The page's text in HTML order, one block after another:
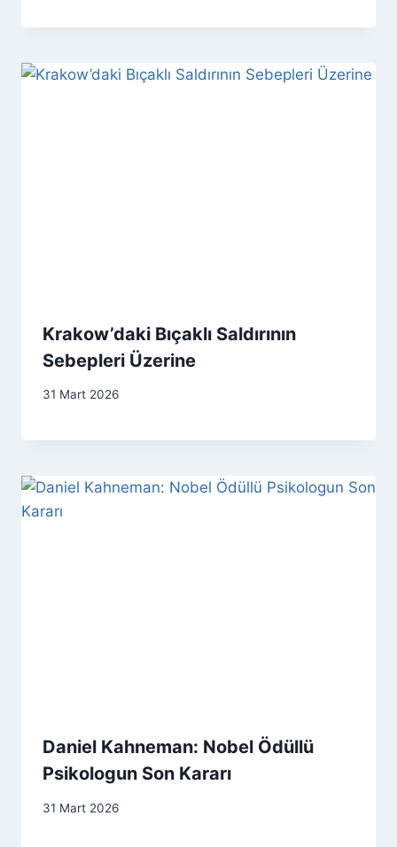
Krakow’daki Bıçaklı Saldırının
Sebepleri Üzerine
31 Mart 2026
Daniel Kahneman: Nobel Ödüllü
Psikologun Son Kararı
31 Mart 2026